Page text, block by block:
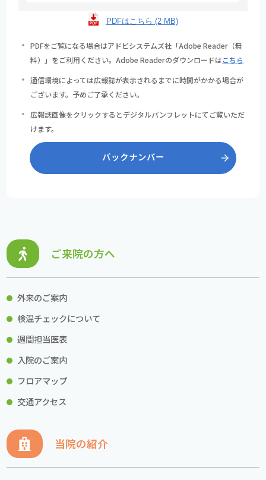
PDFはこちら (2 MB)
PDFをご覧になる場合はアドビシステムズ社「Adobe Reader（無
料）」をご利用ください。Adobe Readerのダウンロードはこちら
通信環境によっては広報誌が表示されるまでに時間がかかる場合が
ございます。予めご了承ください。
広報誌画像をクリックするとデジタルパンフレットにてご覧いただ
けます。
バックナンバー
ご来院の方へ
外来のご案内
検温チェックについて
週間担当医表
入院のご案内
フロアマップ
交通アクセス
当院の紹介